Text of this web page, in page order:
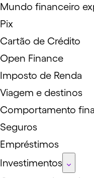
Mundo financeiro
Pix
Cartão de Crédito
Open Finance
Imposto de Renda
Viagem e destinos
Comportamento
Seguros
Empréstimos
Investimentos